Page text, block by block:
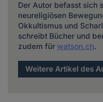
Der Autor befasst sich
neureligiösen
Okkultismus und
schreibt Bücher und
zudem für watson.ch.
Weitere Artikel des